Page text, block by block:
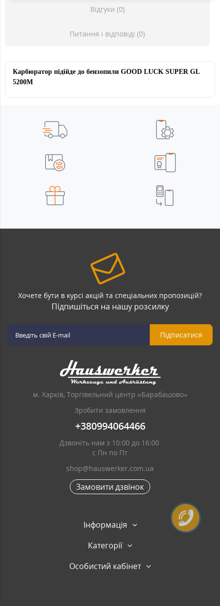
Відгуки (0)
Питання і відповіді (0)
Карбюратор підійде до бензопили GOOD LUCK SUPER GL
5200M
Хочете бути в курсі акцій та спеціальних пропозицій?
Підпишіться на нашу розсилку
Підписатися
м. Харків, Торгівельний центр «Барабашово»
Зробити замовлення
+380994064466
Дзвоніть нам з 10:00 до 16:00
с Пн по Пт
shop@hauswerker.com.ua
Замовити дзвінок
Інформація
Категорії
Особистий кабінет